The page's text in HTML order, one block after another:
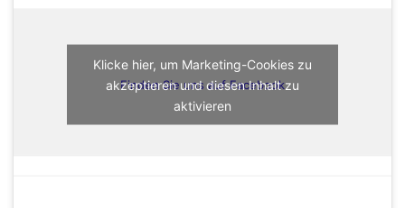
Finden Sie uns auf Facebook
Klicke hier, um Marketing-Cookies zu
akzeptieren und diesen Inhalt zu
aktivieren